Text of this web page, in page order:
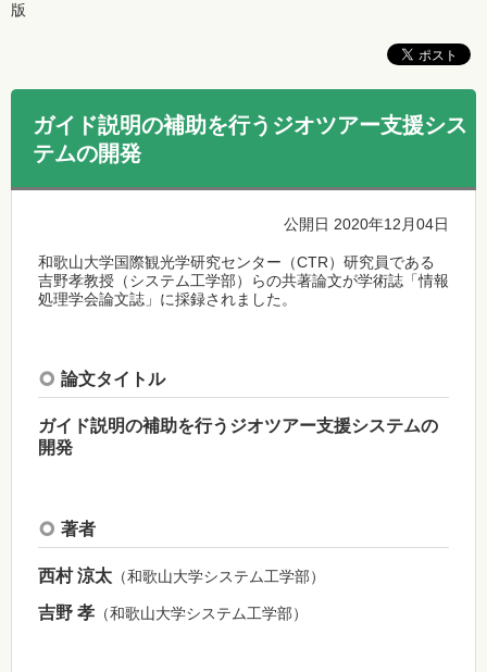
版
ガイド説明の補助を行うジオツアー支援シス
テムの開発
公開日 2020年12月04日
和歌山大学国際観光学研究センター（CTR）研究員である
吉野孝教授（システム工学部）らの共著論文が学術誌「情報
処理学会論文誌」に採録されました。
論文タイトル
ガイド説明の補助を行うジオツアー支援システムの
開発
著者
西村 涼太 （和歌山大学システム工学部）
吉野 孝 （和歌山大学システム工学部）